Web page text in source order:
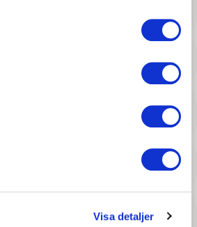
Visa detaljer
167 :-
Maileg - Gungstol Mörkgrön